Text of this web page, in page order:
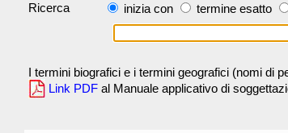
Ricerca inizia con termine esatto
I termini biografici e i termini geografici (nomi di
Link PDF al Manuale applicativo di